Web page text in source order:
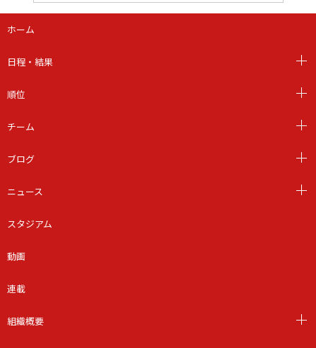
ホーム
日程・結果
順位
チーム
ブログ
ニュース
スタジアム
動画
連載
組織概要